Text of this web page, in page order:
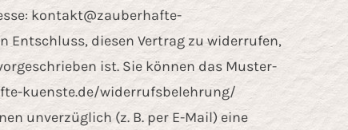
kontakt@zauberhafte-
Entschluss, diesen Vertrag zu widerrufen,
ist. Sie können das Muster-
kuenste.de/widerrufsbelehrung/
unverzüglich (z. B. per E-Mail) eine